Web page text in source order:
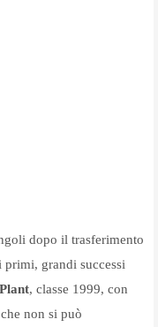
dopo il trasferimento
grandi successi
Plant, classe 1999, con
non si può